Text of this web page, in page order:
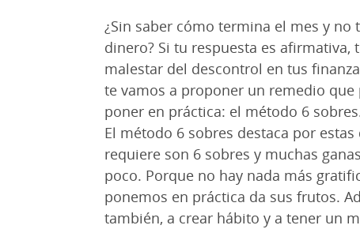
¿Sin saber cómo termina el mes y no
dinero? Si tu respuesta es afirmativa,
malestar del descontrol en tus
te vamos a proponer un remedio
poner en práctica: el método 6
El método 6 sobres destaca por
requiere son 6 sobres y muchas
poco. Porque no hay nada más
ponemos en práctica da sus frutos.
también, a crear hábito y a tener un